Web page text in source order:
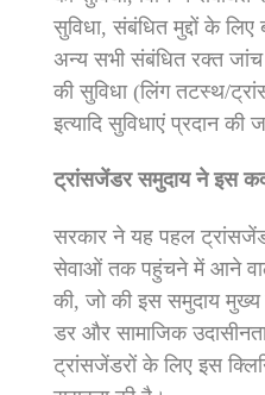
सुविधा, संबंधित मुद्दों के
अन्य सभी संबंधित रक्त
की सुविधा (लिंग तटस्थ/
इत्यादि सुविधाएं प्रदान की
ट्रांसजेंडर समुदाय ने इस
सरकार ने यह पहल
सेवाओं तक पहुंचने में आने
की, जो की इस समुदाय
डर और सामाजिक
ट्रांसजेंडरों के लिए इस